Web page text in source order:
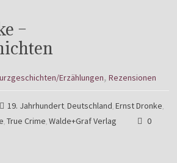
–
Erzählungen,Rezensionen
19. Jahrhundert ,Deutschland ,Ernst Dronke
,True Crime ,Walde+Graf Verlag
0